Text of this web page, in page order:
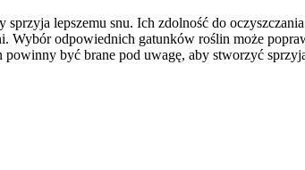
lepszemu snu. Ich zdolność do
odpowiednich gatunków roślin może
być brane pod uwagę, aby stworzyć